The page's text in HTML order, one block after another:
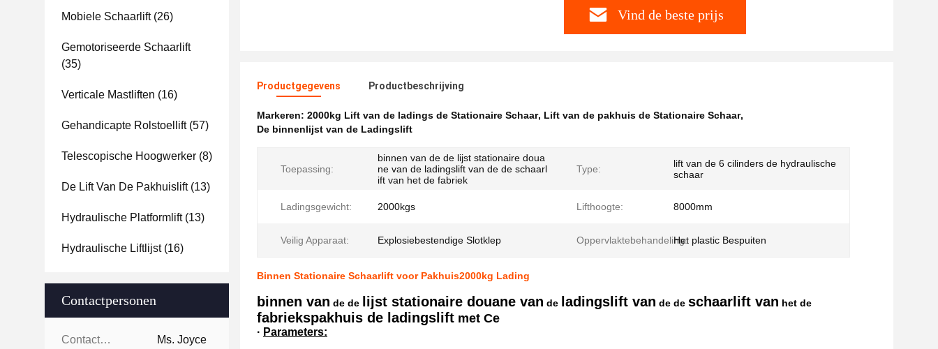
Mobiele Schaarlift(26)
Gemotoriseerde Schaarlift
(35)
Verticale Mastliften (16)
Gehandicapte Rolstoellift(57)
Telescopische Hoogwerker (8)
De Lift Van De Pakhuislift(13)
Hydraulische Platformlift(13)
Hydraulische Liftlijst(16)
Contactpersonen
Contactpersonen: Ms. Joyce
Vind de beste prijs
Productgegevens Productbeschrijving
Markeren: 2000kg Lift van de ladings de Stationaire Schaar, Lift van de pakhuis de Stationaire Schaar,
De binnenlijst van de Ladingslift
Toepassing:
binnen van de de lijst stationaire doua
ne van de ladingslift van de de schaarl
ift van het de fabriek
Type:
lift van de 6 cilinders de hydraulische
schaar
Ladingsgewicht: 2000kgs Lifthoogte: 8000mm
Veilig Apparaat: Explosiebestendige Slotklep Oppervlaktebehandeling:Het plastic Bespuiten
Binnen Stationaire Schaarlift voor Pakhuis2000kg Lading
binnen van de de lijst stationaire douane van de ladingslift van de de schaarlift van het de
fabriekspakhuis de ladingslift met Ce
· Parameters: